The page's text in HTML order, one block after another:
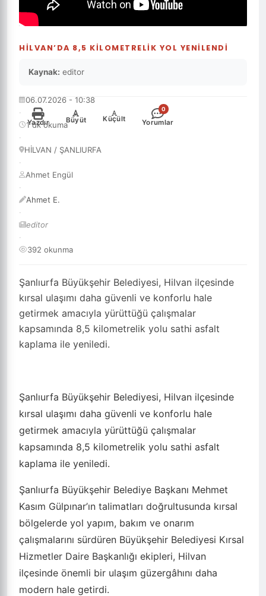
HİLVAN’DA 8,5 KİLOMETRELİK YOL YENİLENDİ
Şanlıurfa Büyükşehir Belediyesi, Hilvan ilçesinde
kırsal ulaşımı daha güvenli ve konforlu hale
getirmek amacıyla yürüttüğü çalışmalar
kapsamında 8,5 kilometrelik yolu sathi asfalt
kaplama ile yeniledi.
06.07.2026 - 10:38
·
1 dk okuma
·
HİLVAN / ŞANLIURFA
·
Ahmet Engül
·
Ahmet E.
·
editor
·
392 okunma
Yazdır
+
Büyüt
-
Küçült
0
Yorumlar
Şanlıurfa Büyükşehir Belediyesi, Hilvan ilçesinde
kırsal ulaşımı daha güvenli ve konforlu hale
getirmek amacıyla yürüttüğü çalışmalar
kapsamında 8,5 kilometrelik yolu sathi asfalt
kaplama ile yeniledi.
Şanlıurfa Büyükşehir Belediye Başkanı Mehmet
Kasım Gülpınar’ın talimatları doğrultusunda kırsal
bölgelerde yol yapım, bakım ve onarım
çalışmalarını sürdüren Büyükşehir Belediyesi Kırsal
Hizmetler Daire Başkanlığı ekipleri, Hilvan
ilçesinde önemli bir ulaşım güzergâhını daha
modern hale getirdi.
Kaynak: editor